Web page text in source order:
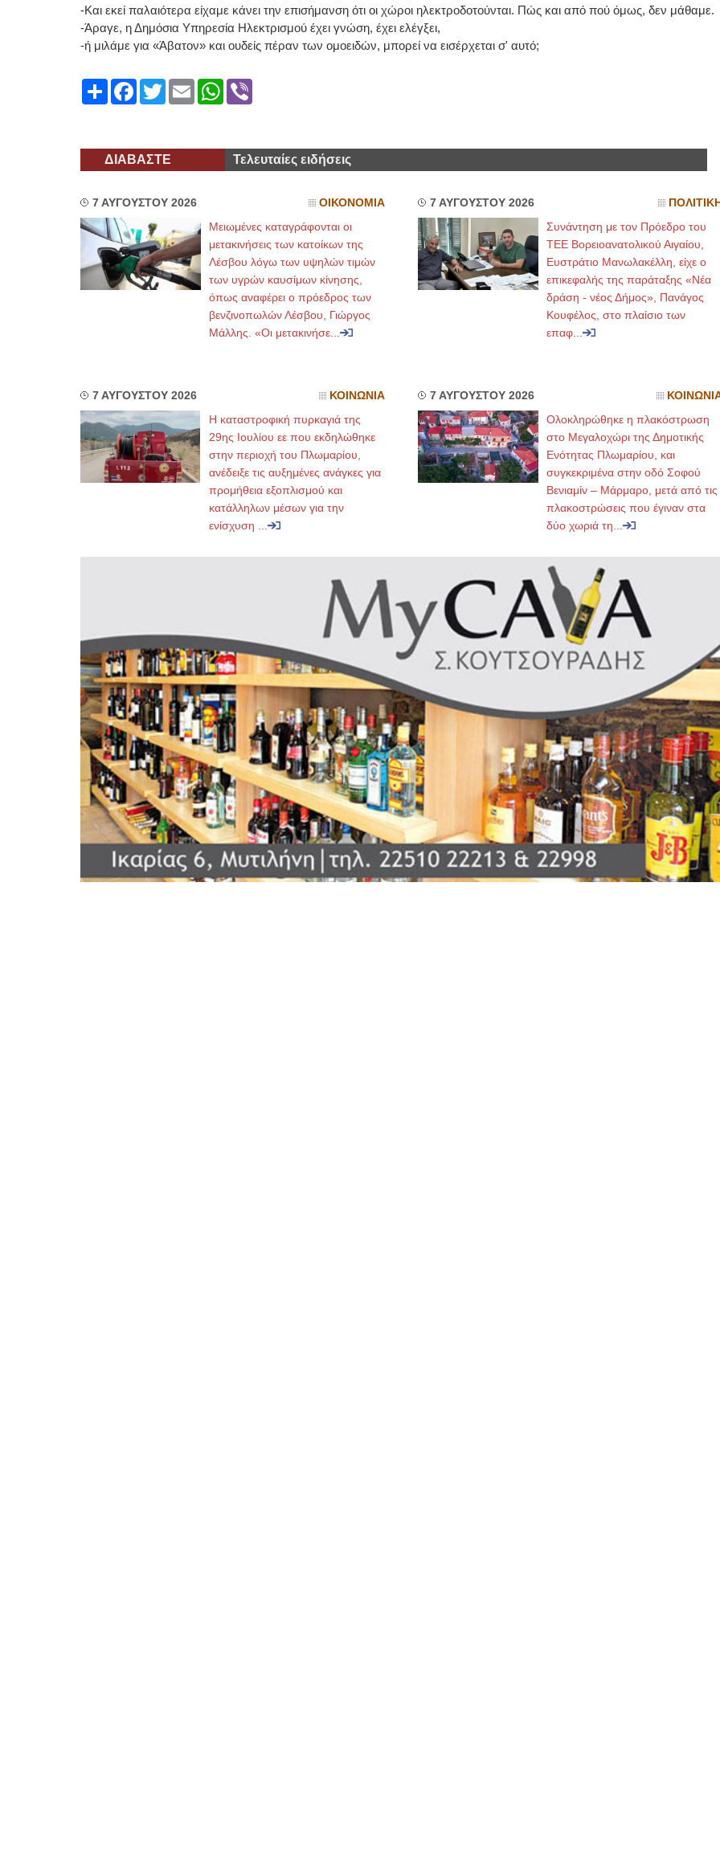
-Και εκεί παλαιότερα είχαμε κάνει την επισήμανση ότι οι χώροι ηλεκτροδοτούνται. Πώς και από πού όμως, δεν μάθαμε.
-Άραγε, η Δημόσια Υπηρεσία Ηλεκτρισμού έχει γνώση, έχει ελέγξει,
-ή μιλάμε για «Άβατον» και ουδείς πέραν των ομοειδών, μπορεί να εισέρχεται σ' αυτό;
ShareFacebook
TwitterEmailWhatsApp
Viber
ΔΙΑΒΑΣΤΕ Τελευταίες ειδήσεις
7 ΑΥΓΟΥΣΤΟΥ 2026 ΟΙΚΟΝΟΜΙΑ
Μειωμένες καταγράφονται οι
μετακινήσεις των κατοίκων της
Λέσβου λόγω των υψηλών τιμών
των υγρών καυσίμων κίνησης,
όπως αναφέρει ο πρόεδρος των
βενζινοπωλών Λέσβου, Γιώργος
Μάλλης. «Οι μετακινήσε...
7 ΑΥΓΟΥΣΤΟΥ 2026 ΠΟΛΙΤΙΚΗ
Συνάντηση με τον Πρόεδρο του
ΤΕΕ Βορειοανατολικού Αιγαίου,
Ευστράτιο Μανωλακέλλη, είχε ο
επικεφαλής της παράταξης «Νέα
δράση - νέος Δήμος», Πανάγος
Κουφέλος, στο πλαίσιο των
επαφ...
7 ΑΥΓΟΥΣΤΟΥ 2026 ΚΟΙΝΩΝΙΑ
Η καταστροφική πυρκαγιά της
29ης Ιουλίου εε που εκδηλώθηκε
στην περιοχή του Πλωμαρίου,
ανέδειξε τις αυξημένες ανάγκες για
προμήθεια εξοπλισμού και
κατάλληλων μέσων για την
ενίσχυση ...
7 ΑΥΓΟΥΣΤΟΥ 2026
Ολοκληρώθηκε η πλακόστρωση
στο Μεγαλοχώρι της Δημοτικής
Ενότητας Πλωμαρίου, και
συγκεκριμένα στην οδό Σοφού
Βενιαμίν – Μάρμαρο, μετά από τις
πλακοστρώσεις που έγιναν στα
δύο χωριά τη...